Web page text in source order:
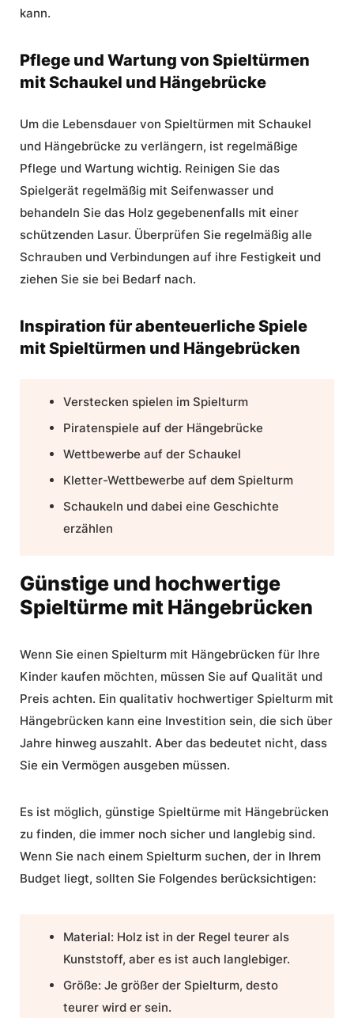
kann.
Pflege und Wartung von Spieltürmen
mit Schaukel und Hängebrücke
Um die Lebensdauer von Spieltürmen mit Schaukel
und Hängebrücke zu verlängern, ist regelmäßige
Pflege und Wartung wichtig. Reinigen Sie das
Spielgerät regelmäßig mit Seifenwasser und
behandeln Sie das Holz gegebenenfalls mit einer
schützenden Lasur. Überprüfen Sie regelmäßig alle
Schrauben und Verbindungen auf ihre Festigkeit und
ziehen Sie sie bei Bedarf nach.
Inspiration für abenteuerliche Spiele
mit Spieltürmen und Hängebrücken
Verstecken spielen im Spielturm
Piratenspiele auf der Hängebrücke
Wettbewerbe auf der Schaukel
Kletter-Wettbewerbe auf dem Spielturm
Schaukeln und dabei eine Geschichte
erzählen
Günstige und hochwertige
Spieltürme mit Hängebrücken
Wenn Sie einen Spielturm mit Hängebrücken für Ihre
Kinder kaufen möchten, müssen Sie auf Qualität und
Preis achten. Ein qualitativ hochwertiger Spielturm mit
Hängebrücken kann eine Investition sein, die sich über
Jahre hinweg auszahlt. Aber das bedeutet nicht, dass
Sie ein Vermögen ausgeben müssen.
Es ist möglich, günstige Spieltürme mit Hängebrücken
zu finden, die immer noch sicher und langlebig sind.
Wenn Sie nach einem Spielturm suchen, der in Ihrem
Budget liegt, sollten Sie Folgendes berücksichtigen:
Material: Holz ist in der Regel teurer als
Kunststoff, aber es ist auch langlebiger.
Größe: Je größer der Spielturm, desto
teurer wird er sein.